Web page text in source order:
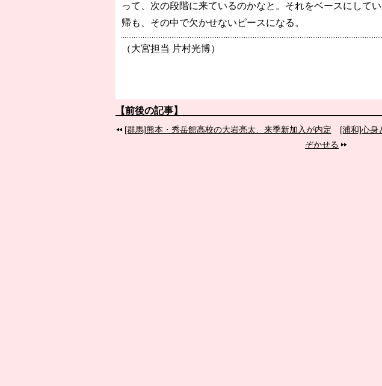
って、次の段階に来ているのかなと。それをベースにして
帰も、その中で欠かせないピースになる。
（大宮担当 片村光博）
【前後の記事】
[群馬]熊本・秀岳館高校の大岩亮太、来季新加入が内定
[浦和]心身
ぞかせる